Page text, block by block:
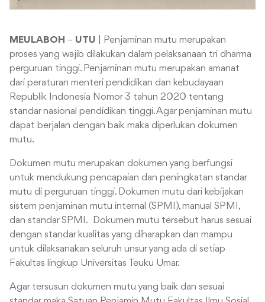
MEULABOH – UTU | Penjaminan mutu merupakan
proses yang wajib dilakukan dalam pelaksanaan tri dharma
perguruan tinggi. Penjaminan mutu merupakan amanat
dari peraturan menteri pendidikan dan kebudayaan
Republik Indonesia Nomor 3 tahun 2020 tentang
standar nasional pendidikan tinggi. Agar penjaminan mutu
dapat berjalan dengan baik maka diperlukan dokumen
mutu.
Dokumen mutu merupakan dokumen yang berfungsi
untuk mendukung pencapaian dan peningkatan standar
mutu di perguruan tinggi. Dokumen mutu dari kebijakan
sistem penjaminan mutu internal (SPMI), manual SPMI,
dan standar SPMI. Dokumen mutu tersebut harus sesuai
dengan standar kualitas yang diharapkan dan mampu
untuk dilaksanakan seluruh unsur yang ada di setiap
Fakultas lingkup Universitas Teuku Umar.
Agar tersusun dokumen mutu yang baik dan sesuai